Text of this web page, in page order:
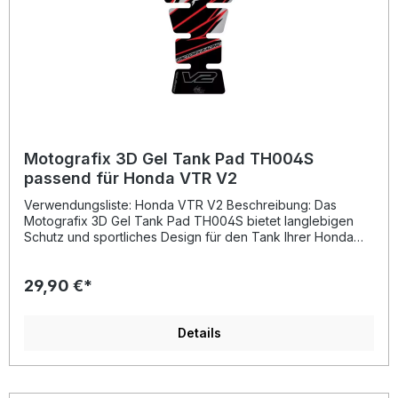
Motografix 3D Gel Tank Pad TH004S
passend für Honda VTR V2
Verwendungsliste: Honda VTR V2 Beschreibung: Das
Motografix 3D Gel Tank Pad TH004S bietet langlebigen
Schutz und sportliches Design für den Tank Ihrer Honda
Bedingungen in Kalifornien getestet wurde und
den Tank zuverlässig vor Kratzern, Schmutz und
verursachen. Das Tank Pad überzeugt durch perfekte
29,90 €*
Details